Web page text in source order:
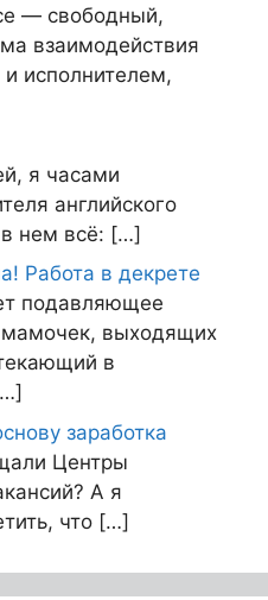
— свободный,
взаимодействия
исполнителем,
я часами
английского
нем всё: […]
Работа в декрете
подавляющее
выходящих
в
заработка
Центры
А я
что […]